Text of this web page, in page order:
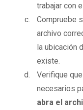
trabajar con
Compruebe
archivo
la ubicación
existe.
Verifique
necesarios
abra el